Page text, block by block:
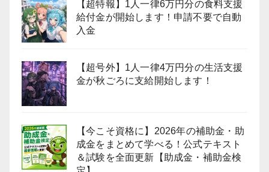
【超特報】1人一律6万円分の食料支援
給付金が開始します！申請不要で自動
入金
【超号外】1人一律4万円分の生活支援
金が秋ごろに支給開始します！
【今こそ資格に】2026年の補助金・助
成金をまとめて学べる！公式テキスト
＆試験を全面更新【助成金・補助金検